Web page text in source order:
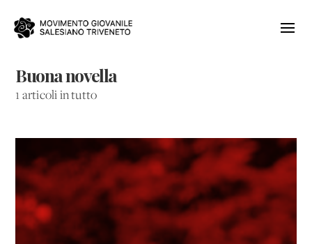
Buona novella
1 articoli in tutto